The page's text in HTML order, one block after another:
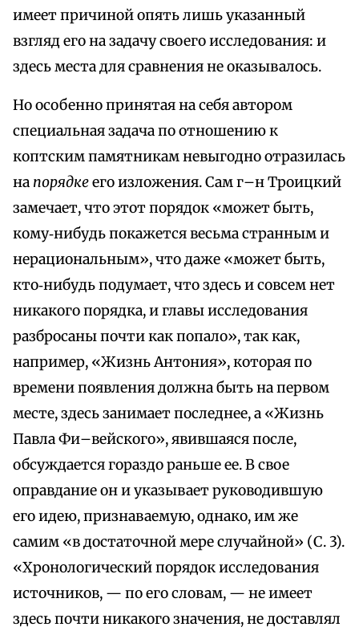
имеет причиной опять лишь указанный
взгляд его на задачу своего исследования: и
здесь места для сравнения не оказывалось.
Но особенно принятая на себя автором
специальная задача по отношению к
коптским памятникам невыгодно отразилась
на порядкеего изложения. Сам г–н Троицкий
замечает, что этот порядок «может быть,
кому‑нибудь покажется весьма странным и
нерациональным», что даже «может быть,
кто‑нибудь подумает, что здесь и совсем нет
никакого порядка, и главы исследования
разбросаны почти как попало», так как,
например, «Жизнь Антония», которая по
времени появления должна быть на первом
месте, здесь занимает последнее, а «Жизнь
Павла Фи–вейского», явившаяся после,
обсуждается гораздо раньше ее. В свое
оправдание он и указывает руководившую
его идею, признаваемую, однако, им же
самим «в достаточной мере случайной» (С. 3).
«Хронологический порядок исследования
источников, — по его словам, — не имеет
здесь почти никакого значения, не доставлял